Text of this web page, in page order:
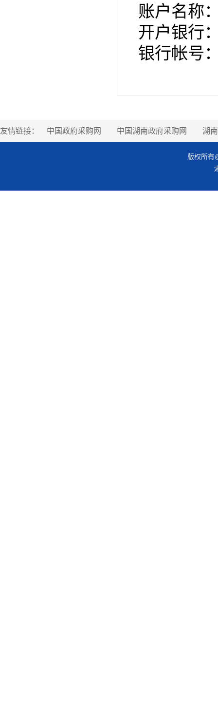
账户名称
开户银行
银行帐号
友情链接： 中国政府采购网 中国湖南政府采购网 湖
版权所有